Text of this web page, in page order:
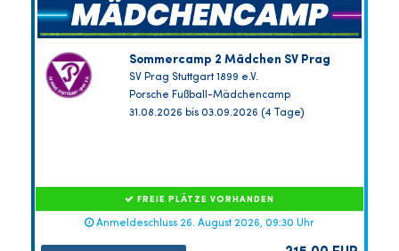
Sommercamp 2 Mädchen SV Prag
SV Prag Stuttgart 1899 e.V.
Porsche Fußball-Mädchencamp
31.08.2026 bis 03.09.2026 (4 Tage)
FREIE PLÄTZE VORHANDEN
Anmeldeschluss 26. August 2026, 09:30 Uhr